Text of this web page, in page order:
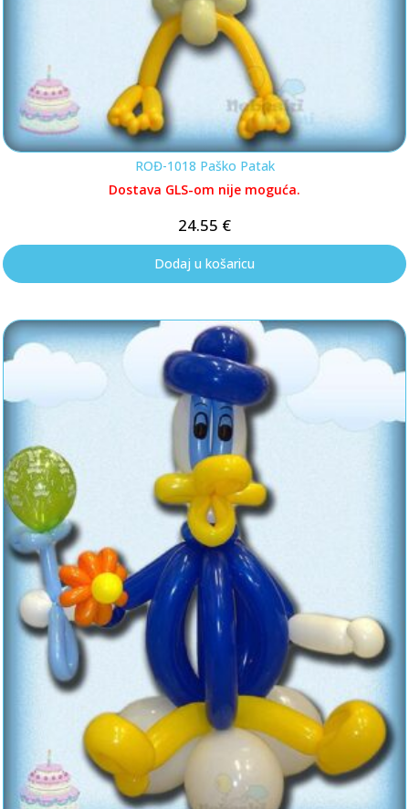
ROĐ-1018 Paško Patak
Dostava GLS-om nije moguća.
24.55 €
Dodaj u košaricu